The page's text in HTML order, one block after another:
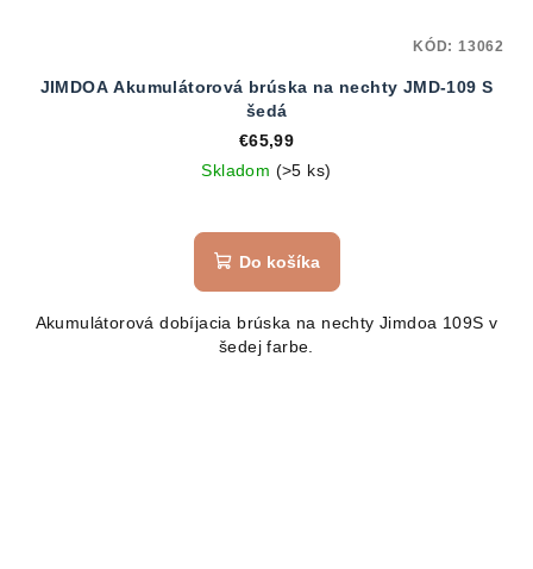
JIMDOA Akumulátorová brúska na nechty JMD-109 S
šedá
€65,99
Skladom (>5 ks)
Do košíka
Akumulátorová dobíjacia brúska na nechty Jimdoa 109S v
šedej farbe.
KÓD: 13062